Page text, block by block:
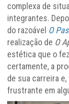
complexa de
integrantes.
do razoável O
realização de O
estética que o
certamente, a
de sua carreira
frustrante em